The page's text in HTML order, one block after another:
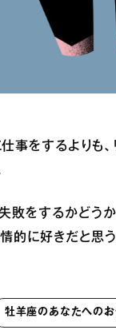
事をするよりも
敗をするかどう
的に好きだと思
牡羊座のあなたへの